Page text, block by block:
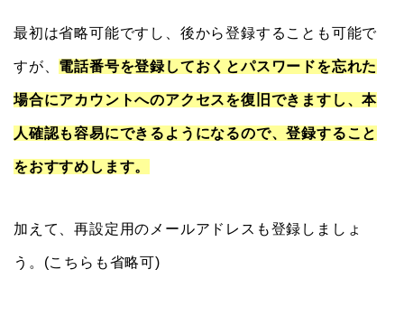
最初は省略可能ですし、後から登録することも可能で
すが、 電話番号を登録しておくとパスワードを忘れた
場合にアカウントへのアクセスを復旧できますし、本
人確認も容易にできるようになるので、登録すること
をおすすめします。
加えて、再設定用のメールアドレスも登録しましょ
う。(こちらも省略可)